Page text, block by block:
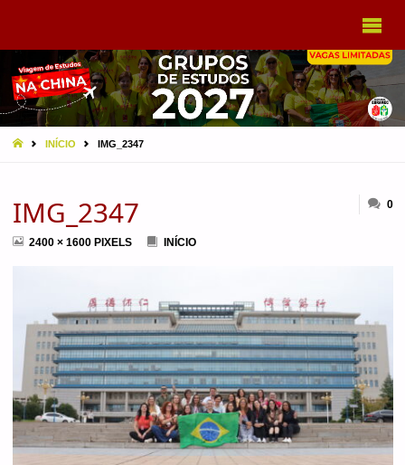
EBRAMEC
HOMEINÍCIO IMG_2347
IMG_2347 0
FULL2400 × 1600 PIXELS INÍCIO